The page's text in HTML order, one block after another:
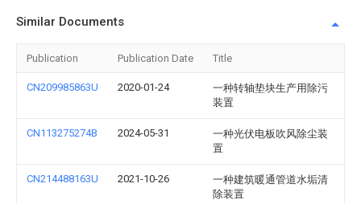
Similar Documents
Publication Publication Date Title
CN209985863U 2020-01-24
一种转轴垫块生产用除污
装置
CN113275274B 2024-05-31
一种光伏电板吹风除尘装
置
CN214488163U 2021-10-26
一种建筑暖通管道水垢清
除装置